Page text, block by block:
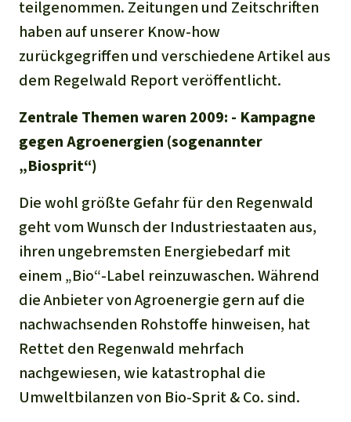
teilgenommen. Zeitungen und Zeitschriften
haben auf unserer Know-how
zurückgegriffen und verschiedene Artikel aus
dem Regelwald Report veröffentlicht.
Zentrale Themen waren 2009: - Kampagne
gegen Agroenergien (sogenannter
„Biosprit“)
Die wohl größte Gefahr für den Regenwald
geht vom Wunsch der Industriestaaten aus,
ihren ungebremsten Energiebedarf mit
einem „Bio“-Label reinzuwaschen. Während
die Anbieter von Agroenergie gern auf die
nachwachsenden Rohstoffe hinweisen, hat
Rettet den Regenwald mehrfach
nachgewiesen, wie katastrophal die
Umweltbilanzen von Bio-Sprit & Co. sind.